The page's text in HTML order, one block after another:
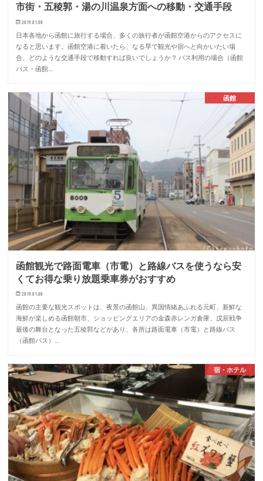
市街・五稜郭・湯の川温泉方面への移動・交通手段
2019.01.08
日本各地から函館に旅行する場合、多くの旅行者が函館空港からのアクセスに
なると思います。函館空港に着いたら、なる早で観光や宿へと向かいたい場
合、どのような交通手段で移動すれば良いでしょうか？ バス利用の場合（函館
バス・函館…
函館
函館観光で路面電車（市電）と路線バスを使うなら安
くてお得な乗り放題乗車券がおすすめ
2019.01.08
函館の主要な観光スポットは、夜景の函館山、異国情緒あふれる元町、新鮮な
海鮮が楽しめる函館朝市、ショッピングエリアの金森赤レンガ倉庫、戊辰戦争
最後の舞台となった五稜郭などがあり、各所は路面電車（市電）と路線バス
（函館バス）…
宿・ホテル